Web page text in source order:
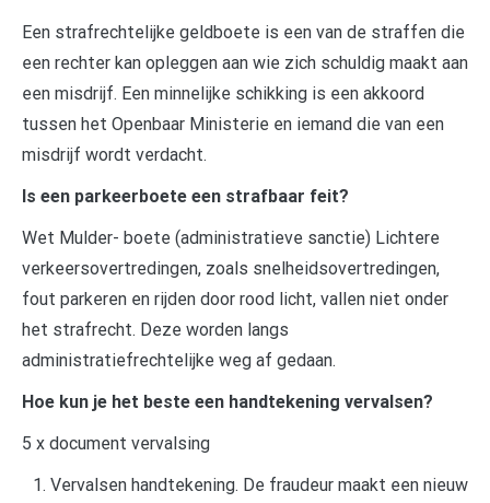
Een strafrechtelijke geldboete is een van de straffen die
een rechter kan opleggen aan wie zich schuldig maakt aan
een misdrijf. Een minnelijke schikking is een akkoord
tussen het Openbaar Ministerie en iemand die van een
misdrijf wordt verdacht.
Is een parkeerboete een strafbaar feit?
Wet Mulder- boete (administratieve sanctie) Lichtere
verkeersovertredingen, zoals snelheidsovertredingen,
fout parkeren en rijden door rood licht, vallen niet onder
het strafrecht. Deze worden langs
administratiefrechtelijke weg af gedaan.
Hoe kun je het beste een handtekening vervalsen?
5 x document vervalsing
Vervalsen handtekening. De fraudeur maakt een nieuw